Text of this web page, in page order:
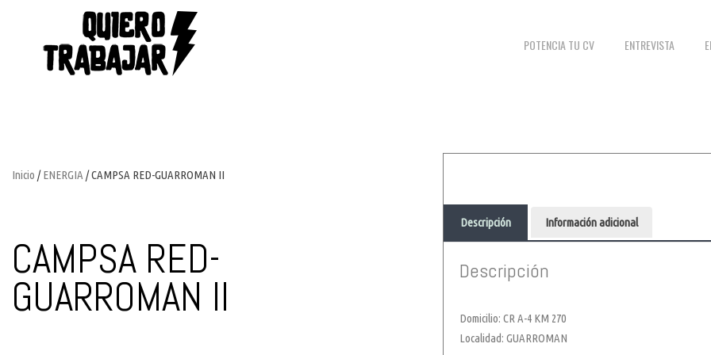
POTENCIA TU CV ENTREVISTA
Inicio /ENERGIA / CAMPSA RED-GUARROMAN II
CAMPSA RED-
GUARROMAN II
Descripción Información adicional
Descripción
Domicilio: CR A-4 KM 270
Localidad: GUARROMAN